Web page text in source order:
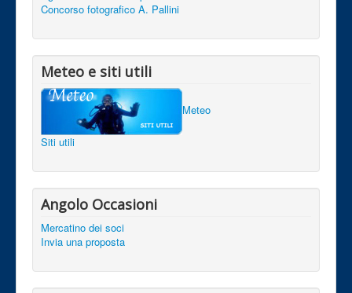
Concorso fotografico A. Pallini
Meteo e siti utili
Meteo
Siti utili
Angolo Occasioni
Mercatino dei soci
Invia una proposta